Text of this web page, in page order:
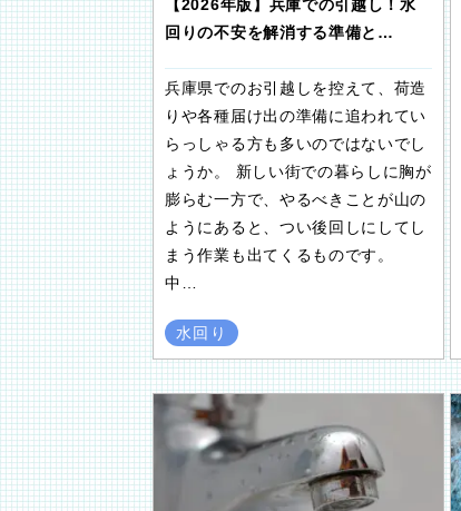
【2026年版】兵庫での引越し！水
回りの不安を解消する準備と…
兵庫県でのお引越しを控えて、荷造
りや各種届け出の準備に追われてい
らっしゃる方も多いのではないでし
ょうか。 新しい街での暮らしに胸が
膨らむ一方で、やるべきことが山の
ようにあると、つい後回しにしてし
まう作業も出てくるものです。
中…
水回り